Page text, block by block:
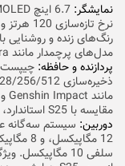
نمایشگر:
مدل‌های پرچمدار مانند S25 Ultra، حاشیه‌های بیشتری دارد.
پردازنده و حافظه:
مقایسه با S25 استاندارد، کمی کندتر باشد.
دوربین: